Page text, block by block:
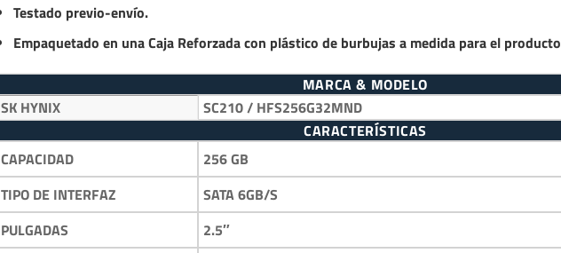
Testado previo-envío.
Empaquetado en una Caja Reforzada con plástico de burbujas a medida para el producto
MARCA & MODELO
SK HYNIX
SC210 / HFS256G32MND
CARACTERÍSTICAS
CAPACIDAD
256 GB
TIPO DE INTERFAZ
SATA 6GB/S
PULGADAS
2.5″